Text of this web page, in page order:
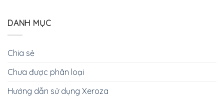
DANH MỤC
Chia sẻ
Chưa được phân loại
Hướng dẫn sử dụng Xeroza